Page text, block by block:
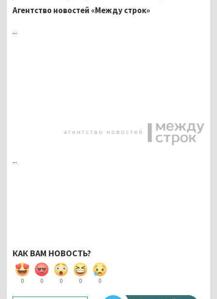
Агентство новостей «Между строк»
...
...
КАК ВАМ НОВОСТЬ?
0 0 0 0 0